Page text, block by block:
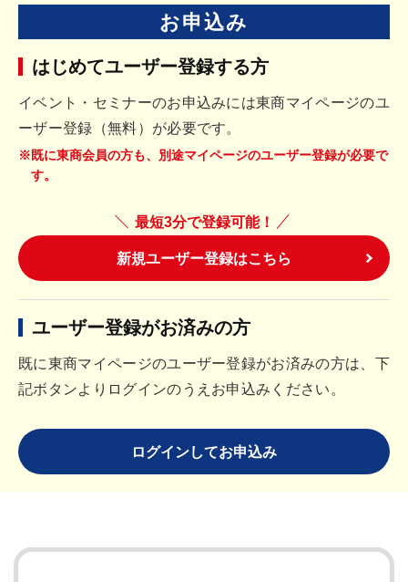
お申込み
はじめてユーザー登録する方
イベント・セミナーのお申込みには東商マイページのユ
ーザー登録（無料）が必要です。
※既に東商会員の方も、別途マイページのユーザー登録が必要で
す。
最短3分で登録可能！
新規ユーザー登録はこちら
ユーザー登録がお済みの方
既に東商マイページのユーザー登録がお済みの方は、下
記ボタンよりログインのうえお申込みください。
ログインしてお申込み